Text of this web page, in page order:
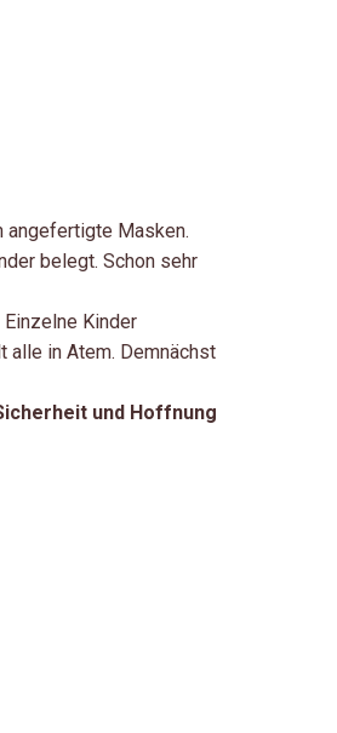
angefertigte Masken.
belegt. Schon sehr
Einzelne Kinder
alle in Atem. Demnächst
und Hoffnung